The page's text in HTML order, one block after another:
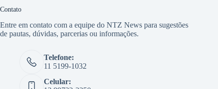
Contato
Entre em contato com a equipe do NTZ News para sugestões
de pautas, dúvidas, parcerias ou informações.
Telefone:
11 5199-1032
Celular: